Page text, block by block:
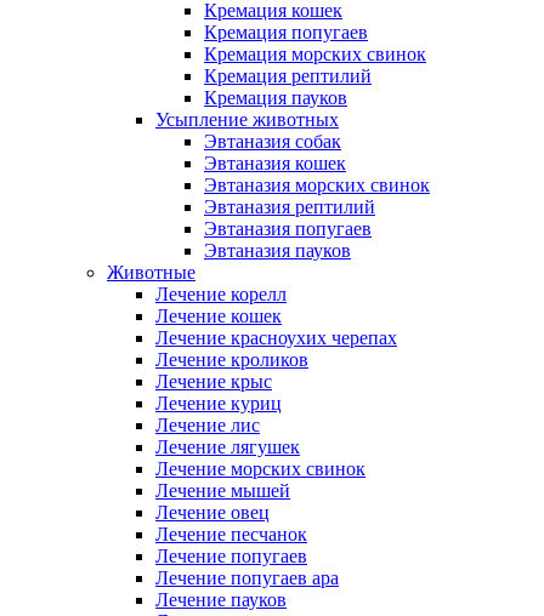
Кремация кошек
Кремация попугаев
Кремация морских свинок
Кремация рептилий
Кремация пауков
Усыпление животных
Эвтаназия собак
Эвтаназия кошек
Эвтаназия морских свинок
Эвтаназия рептилий
Эвтаназия попугаев
Эвтаназия пауков
Животные
Лечение корелл
Лечение кошек
Лечение красноухих черепах
Лечение кроликов
Лечение крыс
Лечение куриц
Лечение лис
Лечение лягушек
Лечение морских свинок
Лечение мышей
Лечение овец
Лечение песчанок
Лечение попугаев
Лечение попугаев ара
Лечение пауков